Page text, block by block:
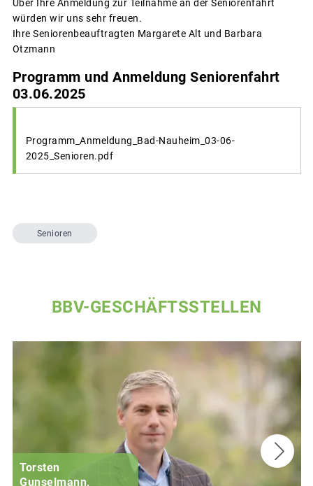
Über Ihre Anmeldung zur Teilnahme an der Seniorenfahrt
würden wir uns sehr freuen.
Ihre Seniorenbeauftragten Margarete Alt und Barbara
Otzmann
Programm und Anmeldung Seniorenfahrt
03.06.2025
Programm_Anmeldung_Bad-Nauheim_03-06-
2025_Senioren.pdf
Senioren
BBV-GESCHÄFTSSTELLEN
Torsten
Gunselmann,